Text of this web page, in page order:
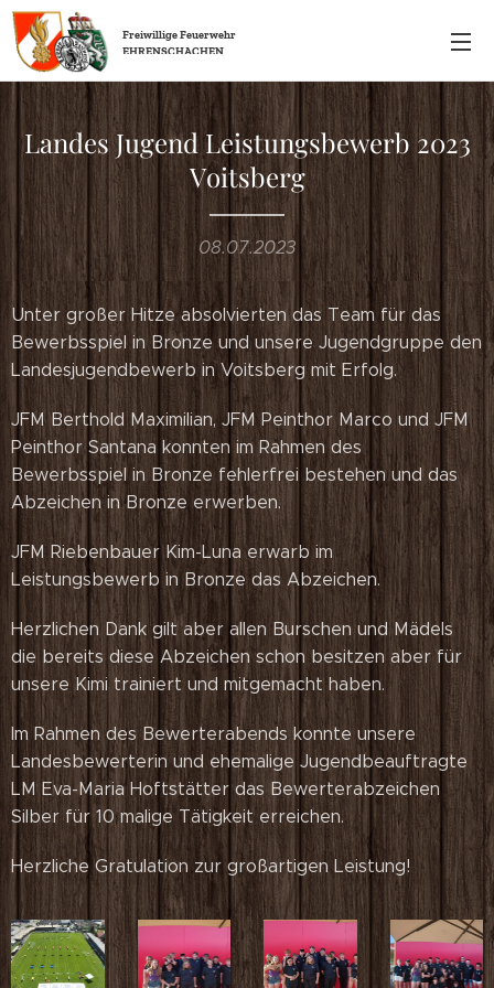
FreiwilligeFeuerwehr
EHRENSCHACHEN
Landes Jugend Leistungsbewerb 2023
Voitsberg
08.07.2023
Unter großer Hitze absolvierten das Team für das
Bewerbsspiel in Bronze und unsere Jugendgruppe den
Landesjugendbewerb in Voitsberg mit Erfolg.
JFM Berthold Maximilian, JFM Peinthor Marco und JFM
Peinthor Santana konnten im Rahmen des
Bewerbsspiel in Bronze fehlerfrei bestehen und das
Abzeichen in Bronze erwerben.
JFM Riebenbauer Kim-Luna erwarb im
Leistungsbewerb in Bronze das Abzeichen.
Herzlichen Dank gilt aber allen Burschen und Mädels
die bereits diese Abzeichen schon besitzen aber für
unsere Kimi trainiert und mitgemacht haben.
Im Rahmen des Bewerterabends konnte unsere
Landesbewerterin und ehemalige Jugendbeauftragte
LM Eva-Maria Hoftstätter das Bewerterabzeichen
Silber für 10 malige Tätigkeit erreichen.
Herzliche Gratulation zur großartigen Leistung!